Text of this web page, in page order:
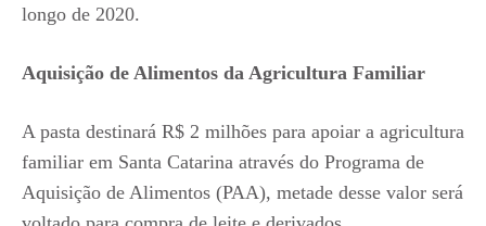
longo de 2020.
Aquisição de Alimentos da Agricultura Familiar
A pasta destinará R$ 2 milhões para apoiar a agricultura
familiar em Santa Catarina através do Programa de
Aquisição de Alimentos (PAA), metade desse valor será